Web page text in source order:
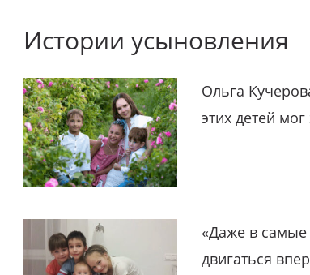
Истории усыновления
Ольга
этих детей
«Даже в
двигаться